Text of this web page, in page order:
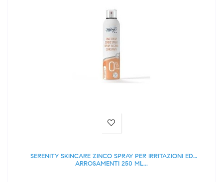
SERENITY SKINCARE ZINCO SPRAY PER IRRITAZIONI ED
ARROSAMENTI 250 ML...